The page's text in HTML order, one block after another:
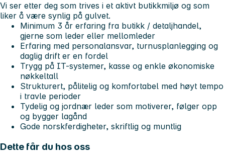
Vi ser etter deg som trives i et aktivt butikkmiljø og som
liker å være synlig på gulvet.
Minimum 3 år erfaring fra butikk / detaljhandel,
gjerne som leder eller mellomleder
Erfaring med personalansvar, turnusplanlegging og
daglig drift er en fordel
Trygg på IT-systemer, kasse og enkle økonomiske
nøkkeltall
Strukturert, pålitelig og komfortabel med høyt tempo
i travle perioder
Tydelig og jordnær leder som motiverer, følger opp
og bygger lagånd
Gode norskferdigheter, skriftlig og muntlig
Dette får du hos oss